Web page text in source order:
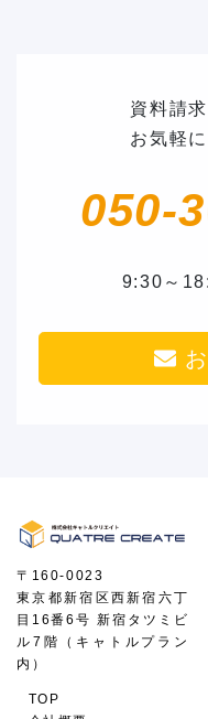
資料請
お気軽
050-
9:30～
〒160-0023
東京都新宿区西新宿六丁
目16番6号 新宿タツミビ
ル7階（キャトルプラン
内）
TOP